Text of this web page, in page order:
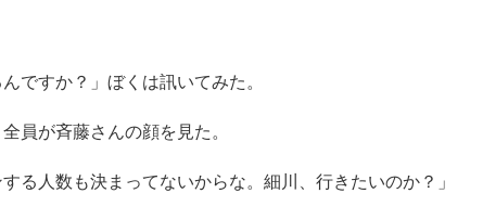
ですか？」ぼくは訊いてみた。
員が斉藤さんの顔を見た。
る人数も決まってないからな。細川、行きたいのか？」